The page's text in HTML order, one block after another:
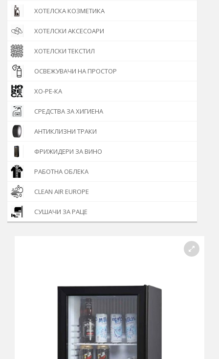
ХОТЕЛСКА КОЗМЕТИКА
ХОТЕЛСКИ АКСЕСОАРИ
ХОТЕЛСКИ ТЕКСТИЛ
ОСВЕЖУВАЧИ НА ПРОСТОР
ХО-РЕ-КА
СРЕДСТВА ЗА ХИГИЕНА
АНТИКЛИЗНИ ТРАКИ
ФРИЖИДЕРИ ЗА ВИНО
РАБОТНА ОБЛЕКА
CLEAN AIR EUROPE
СУШАЧИ ЗА РАЦЕ